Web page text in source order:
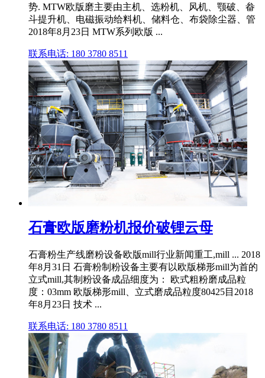
势. MTW欧版磨主要由主机、选粉机、风机、颚破、畚
斗提升机、电磁振动给料机、储料仓、布袋除尘器、管
2018年8月23日 MTW系列欧版 ...
联系电话: 180 3780 8511
石膏欧版磨粉机报价破锂云母
石膏粉生产线磨粉设备欧版mill行业新闻重工,mill ... 2018
年8月31日 石膏粉制粉设备主要有以欧版梯形mill为首的
立式mill,其制粉设备成品细度为： 欧式粗粉磨成品粒
度：03mm 欧版梯形mill、立式磨成品粒度80425目2018
年8月23日 技术 ...
联系电话: 180 3780 8511